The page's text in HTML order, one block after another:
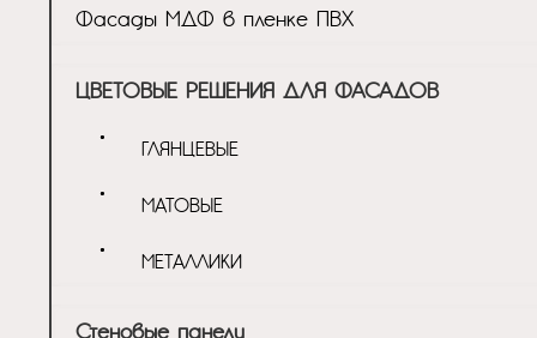
Фасады МДФ в пленке ПВХ
ЦВЕТОВЫЕ РЕШЕНИЯ ДЛЯ ФАСАДОВ
ГЛЯНЦЕВЫЕ
МАТОВЫЕ
МЕТАЛЛИКИ
Стеновые панели